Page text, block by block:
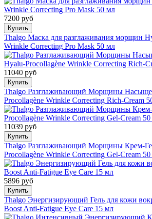
7200 руб
Купить
Thalgo Маска для разглаживания морщин
Wrinkle Correcting Pro Mask 50 мл
11040 руб
Купить
Thalgo Разглаживающий Морщины
Procollagène Wrinkle Correcting Rich-Cream
11039 руб
Купить
Thalgo Разглаживающий Морщины Крем-
Procollagène Wrinkle Correcting Gel-Cream
5896 руб
Купить
Thalgo Энергизирующий Гель для кожи
Boost Anti-Fatigue Eye Care 15 мл